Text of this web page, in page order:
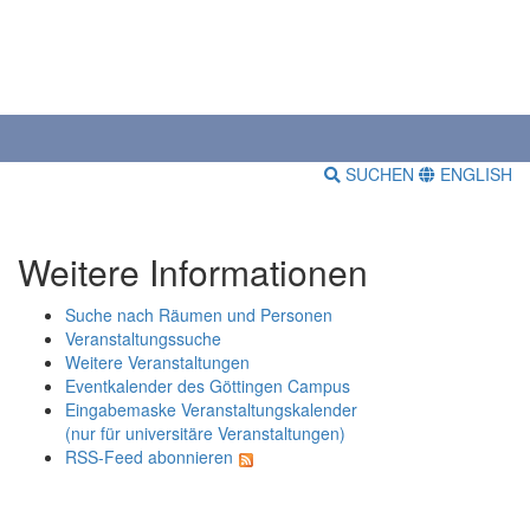
SUCHEN ENGLISH
Weitere Informationen
Suche nach Räumen und Personen
Veranstaltungssuche
Weitere Veranstaltungen
Eventkalender des Göttingen Campus
Eingabemaske Veranstaltungskalender
(nur für universitäre Veranstaltungen)
RSS-Feed abonnieren